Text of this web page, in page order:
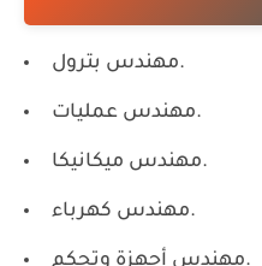
مهندس بترول.
مهندس عمليات.
مهندس ميكانيكا.
مهندس كهرباء.
مهندس أجهزة وتحكم.